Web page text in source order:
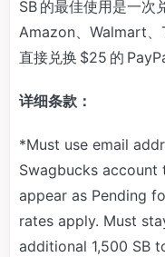
SB 的最佳使用是一次
Amazon、Walmart
直接兑换 $25 的
详细条款：
*Must use email
Swagbucks account
appear as Pending
rates apply. Must
additional 1,500 SB